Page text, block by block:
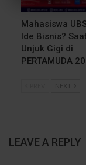
Mahasiswa
Ide Bisnis?
Unjuk Gigi di
PERTAMUDA
NEXT
LEAVE A REPLY